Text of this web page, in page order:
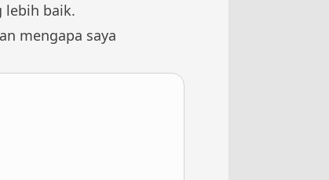
lebih baik.
mengapa saya